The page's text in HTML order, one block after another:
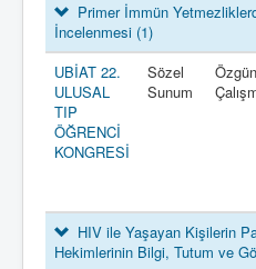
Primer İmmün
İncelenmesi (1)
UBİAT 22.
ULUSAL
TIP
ÖĞRENCİ
KONGRESİ
Sözel
Sunum
Özgün
HIV ile Yaşayan Kişilerin
Hekimlerinin Bilgi, Tutum ve